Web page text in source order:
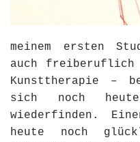
meinem ersten
auch freiberuflich
Kunsttherapie –
sich noch
wiederfinden.
heute noch